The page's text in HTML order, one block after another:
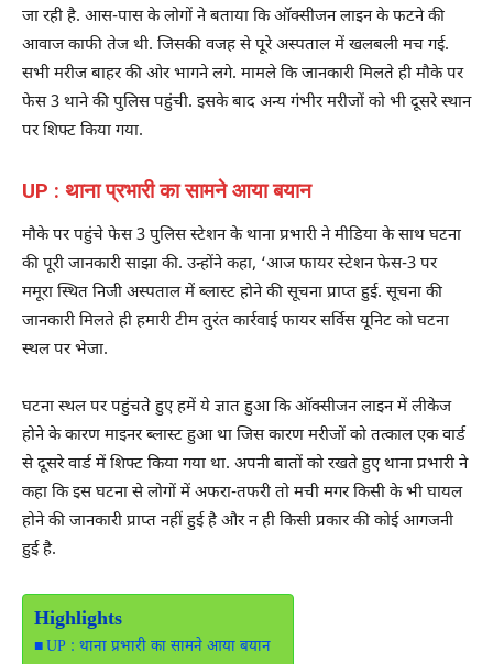
जा रही है. आस-पास के लोगों ने बताया कि ऑक्सीजन लाइन के फटने की
आवाज काफी तेज थी. जिसकी वजह से पूरे अस्पताल में खलबली मच गई.
सभी मरीज बाहर की ओर भागने लगे. मामले कि जानकारी मिलते ही मौके पर
फेस 3 थाने की पुलिस पहुंची. इसके बाद अन्य गंभीर मरीजों को भी दूसरे स्थान
पर शिफ्ट किया गया.
UP : थाना प्रभारी का सामने आया बयान
मौके पर पहुंचे फेस 3 पुलिस स्टेशन के थाना प्रभारी ने मीडिया के साथ घटना
की पूरी जानकारी साझा की. उन्होंने कहा, ‘आज फायर स्टेशन फेस-3 पर
ममूरा स्थित निजी अस्पताल में ब्लास्ट होने की सूचना प्राप्त हुई. सूचना की
जानकारी मिलते ही हमारी टीम तुरंत कार्रवाई फायर सर्विस यूनिट को घटना
स्थल पर भेजा.
घटना स्थल पर पहुंचते हुए हमें ये ज्ञात हुआ कि ऑक्सीजन लाइन में लीकेज
होने के कारण माइनर ब्लास्ट हुआ था जिस कारण मरीजों को तत्काल एक वार्ड
से दूसरे वार्ड में शिफ्ट किया गया था. अपनी बातों को रखते हुए थाना प्रभारी ने
कहा कि इस घटना से लोगों में अफरा-तफरी तो मची मगर किसी के भी घायल
होने की जानकारी प्राप्त नहीं हुई है और न ही किसी प्रकार की कोई आगजनी
हुई है.
Highlights
UP : थाना प्रभारी का सामने आया बयान